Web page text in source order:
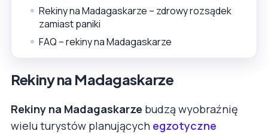
Rekiny na Madagaskarze – zdrowy rozsądek
zamiast paniki
FAQ – rekiny na Madagaskarze
Rekiny na Madagaskarze
Rekiny na Madagaskarze budzą wyobraźnię
wielu turystów planujących egzotyczne